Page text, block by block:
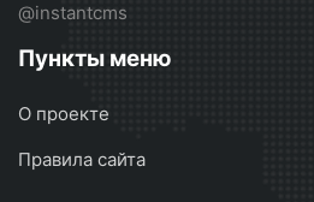
@instantcms
Пункты меню
О проекте
Правила сайта